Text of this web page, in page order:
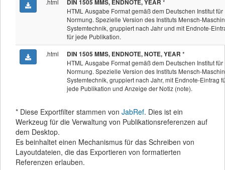
.html
DIN 1505 MMS, ENDNOTE, YEAR *
HTML Ausgabe Format gemäß dem Deutschen Institut für
Normung. Spezielle Version des Instituts Mensch-
Systemtechnik, gruppiert nach Jahr und mit Endnote-
für jede Publikation.
.html
DIN 1505 MMS, ENDNOTE, NOTE, YEAR *
HTML Ausgabe Format gemäß dem Deutschen Institut für
Normung. Spezielle Version des Instituts Mensch-
Systemtechnik, gruppiert nach Jahr, mit Endnote-Eintrag
jede Publikation und Anzeige der Notiz (note).
* Diese Exportfilter stammen von JabRef. Dies ist ein
Werkzeug für die Verwaltung von Publikationsreferenzen auf
dem Desktop.
Es beinhaltet einen Mechanismus für das Schreiben von
Layoutdateien, die das Exportieren von formatierten
Referenzen erlauben.